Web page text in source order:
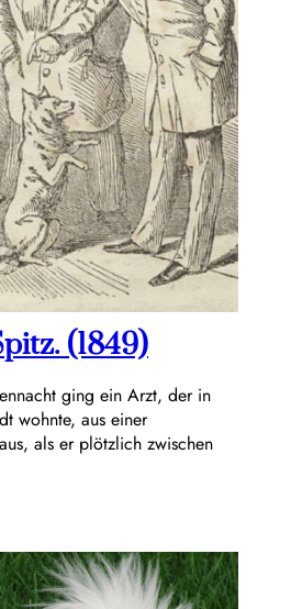
(1849)
ging ein Arzt, der in
wohnte, aus einer
als er plötzlich zwischen